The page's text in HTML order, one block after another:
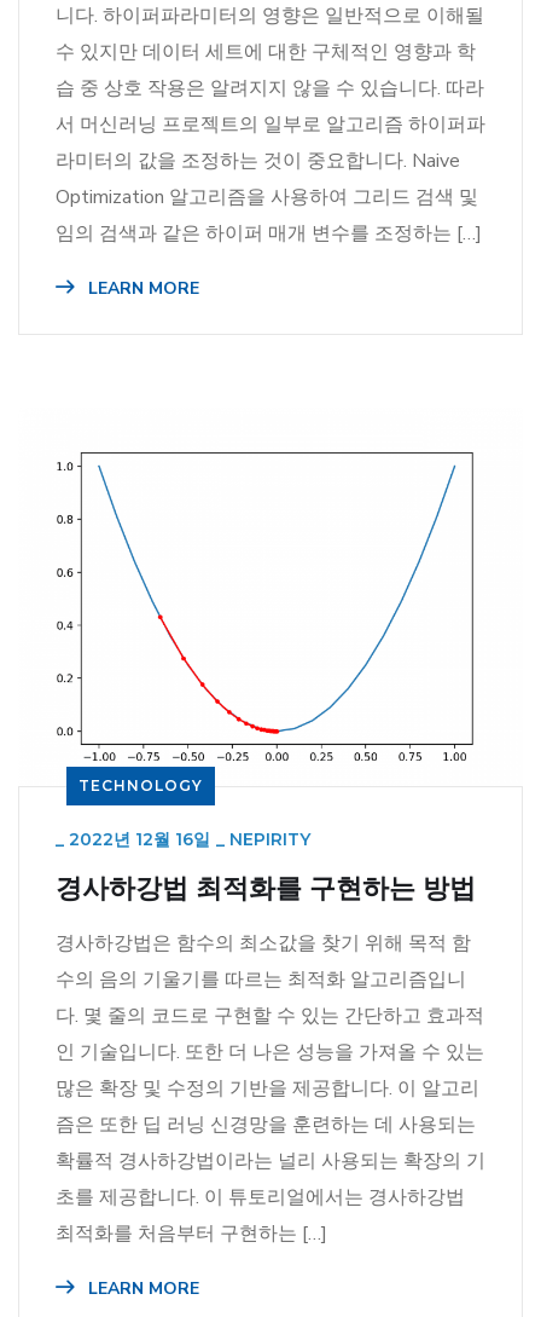
니다. 하이퍼파라미터의 영향은 일반적으로 이해될
수 있지만 데이터 세트에 대한 구체적인 영향과 학
습 중 상호 작용은 알려지지 않을 수 있습니다. 따라
서 머신러닝 프로젝트의 일부로 알고리즘 하이퍼파
라미터의 값을 조정하는 것이 중요합니다. Naive
Optimization 알고리즘을 사용하여 그리드 검색 및
임의 검색과 같은 하이퍼 매개 변수를 조정하는 […]
LEARN MORE
TECHNOLOGY
_ 2022년 12월 16일 _ NEPIRITY
경사하강법 최적화를 구현하는 방법
경사하강법은 함수의 최소값을 찾기 위해 목적 함
수의 음의 기울기를 따르는 최적화 알고리즘입니
다. 몇 줄의 코드로 구현할 수 있는 간단하고 효과적
인 기술입니다. 또한 더 나은 성능을 가져올 수 있는
많은 확장 및 수정의 기반을 제공합니다. 이 알고리
즘은 또한 딥 러닝 신경망을 훈련하는 데 사용되는
확률적 경사하강법이라는 널리 사용되는 확장의 기
초를 제공합니다. 이 튜토리얼에서는 경사하강법
최적화를 처음부터 구현하는 […]
LEARN MORE